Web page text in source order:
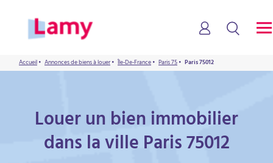
Accueil• Annonces de biens à louer• Île-De-France• Paris 75• Paris 75012
Louer un bien immobilier
dans la ville Paris 75012